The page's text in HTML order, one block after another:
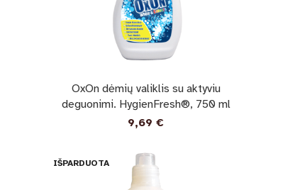
OxOn dėmių valiklis su aktyviu
deguonimi. HygienFresh®, 750 ml
9,69€
IŠPARDUOTA